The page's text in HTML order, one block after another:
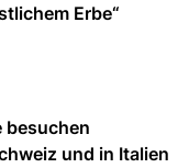
Erbe“
besuchen
und in Italien